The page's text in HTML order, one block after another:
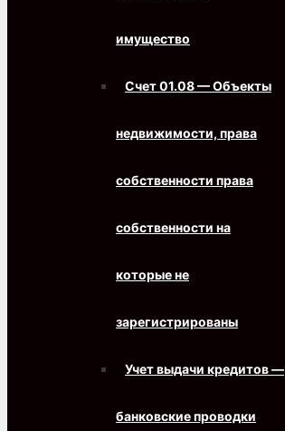
имущество
Счет 01.08 — Объекты
недвижимости, права
собственности права
собственности на
которые не
зарегистрированы
Учет выдачи кредитов —
банковские проводки